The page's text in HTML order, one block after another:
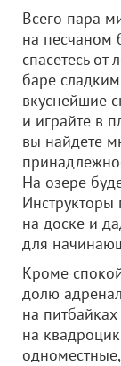
Всего пара
на песчаном
спасетесь от
баре
вкуснейшие
и играйте в
вы найдете
На озере
Инструкторы
на доске и
для
Кроме
долю
на питбайках
на